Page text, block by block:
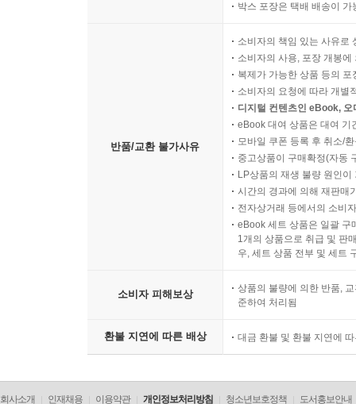
박스 포장은 택배 배송이
반품/교환 불가사유
소비자의 책임 있는 사유로
소비자의 사용, 포장 개봉
복제가 가능한 상품 등의
소비자의 요청에 따라 개별
디지털 컨텐츠인 eBook,
eBook 대여 상품은 대여 기
모바일 쿠폰 등록 후 취소/
중고상품이 구매확정(자동
LP상품의 재생 불량 원인
시간의 경과에 의해 재판매
전자상거래 등에서의 소비
eBook 세트 상품은 일괄 구
1개의 상품으로 취급 및 판
우, 세트 상품 전부 및 세트
소비자 피해보상
상품의 불량에 의한 반품,
준하여 처리됨
환불 지연에 따른 배상 대금 환불 및 환불 지연에
회사소개 인재채용 이용약관 개인정보처리방침 청소년보호정책 도서홍보안내